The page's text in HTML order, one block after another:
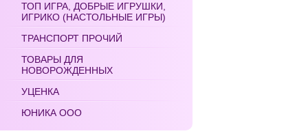
ТОП ИГРА, ДОБРЫЕ ИГРУШКИ,
ИГРИКО (НАСТОЛЬНЫЕ ИГРЫ)
ТРАНСПОРТ ПРОЧИЙ
ТОВАРЫ ДЛЯ
НОВОРОЖДЕННЫХ
УЦЕНКА
ЮНИКА ООО